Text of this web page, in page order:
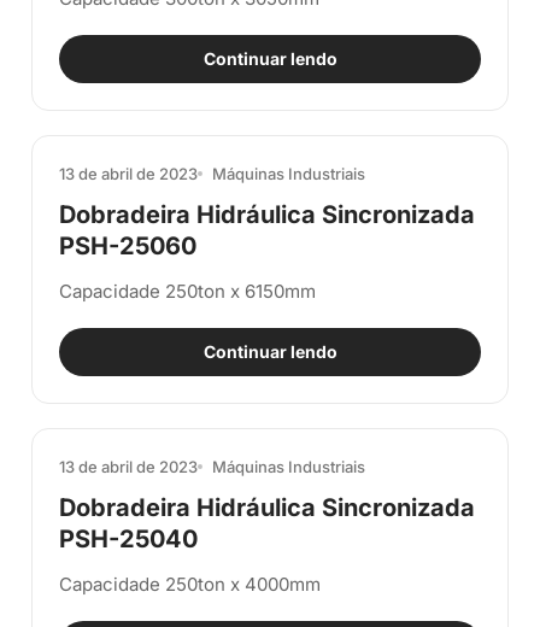
Continuar lendo
13 de abril de 2023 Máquinas Industriais
Dobradeira Hidráulica Sincronizada
PSH-25060
Capacidade 250ton x 6150mm
Continuar lendo
13 de abril de 2023 Máquinas Industriais
Dobradeira Hidráulica Sincronizada
PSH-25040
Capacidade 250ton x 4000mm